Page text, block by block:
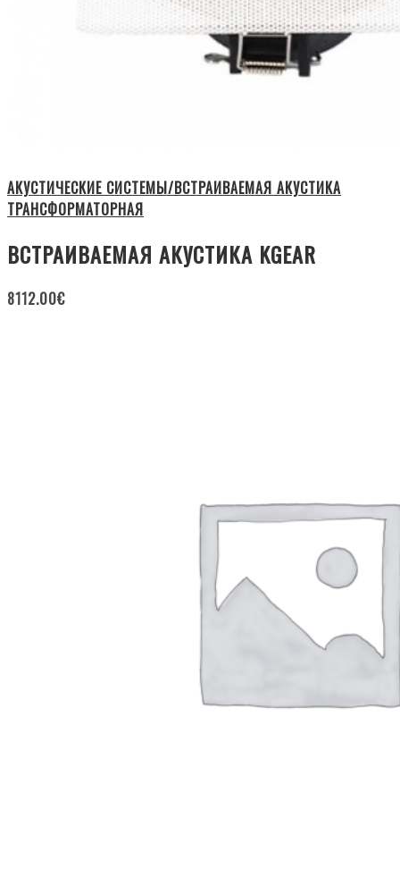
АКУСТИЧЕСКИЕ СИСТЕМЫ/ВСТРАИВАЕМАЯ АКУСТИКА
ТРАНСФОРМАТОРНАЯ
ВСТРАИВАЕМАЯ АКУСТИКА KGEAR
8112.00€